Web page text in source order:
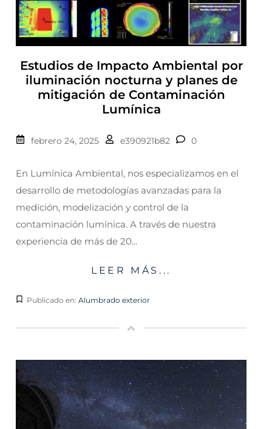
Estudios de Impacto Ambiental por
iluminación nocturna y planes de
mitigación de Contaminación
Lumínica
febrero 24, 2025 e390921b82 0
En Lumínica Ambiental, nos especializamos en el
desarrollo de metodologías avanzadas para la
medición, modelización y control de la
contaminación lumínica. A través de nuestra
experiencia de más de 20...
LEER MÁS...
Publicado en: Alumbrado exterior